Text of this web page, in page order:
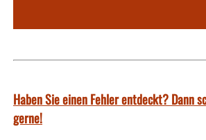
Haben Sie einen Fehler entdeckt? Dann
gerne!